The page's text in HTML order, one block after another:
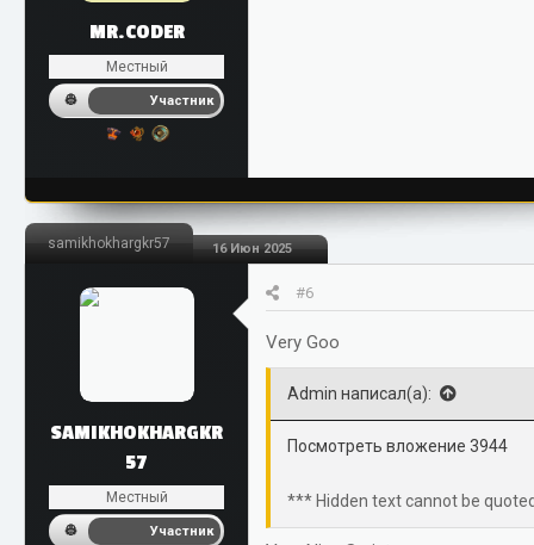
MR.CODER
Местный
Участник
samikhokhargkr57 16 Июн 2025
SAMIKHOKHARGKR
57
Местный
Участник
#6
Very Goo
Admin написал(а):
Посмотреть вложение 3944
*** Hidden text cannot be